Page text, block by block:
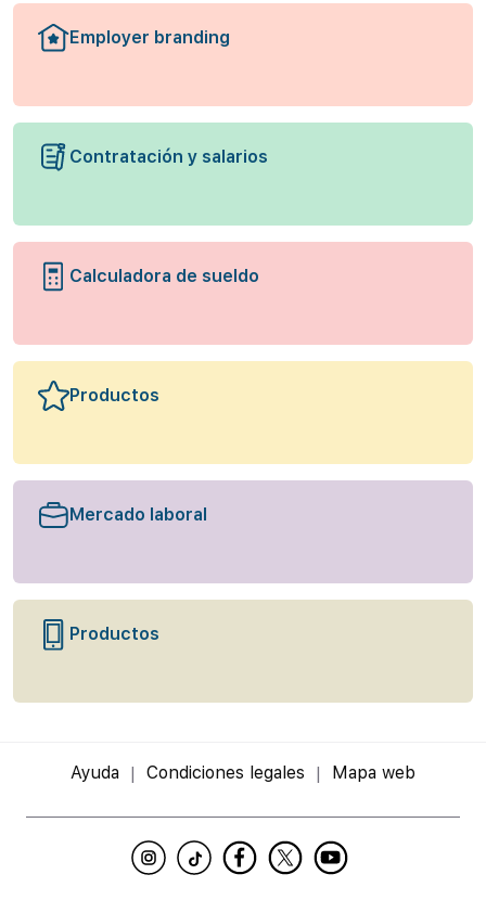
Employer branding
Contratación y salarios
Calculadora de sueldo
Productos
Mercado laboral
Productos
Ayuda Condiciones legales Mapa web